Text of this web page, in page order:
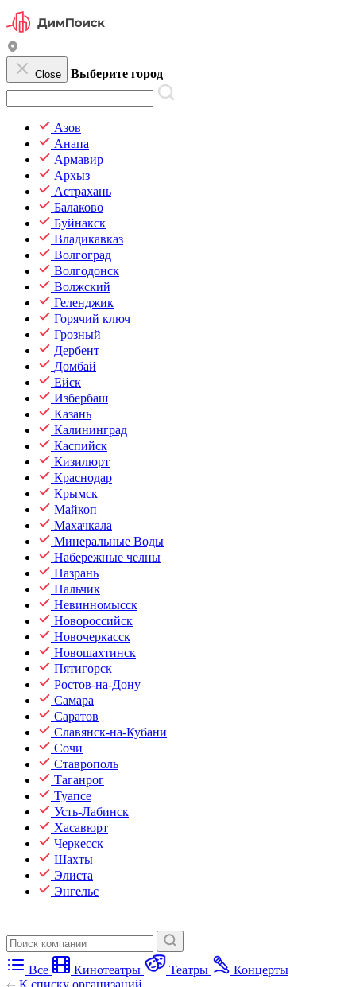
Close Выберите город
Азов
Анапа
Армавир
Архыз
Астрахань
Балаково
Буйнакск
Владикавказ
Волгоград
Волгодонск
Волжский
Геленджик
Горячий ключ
Грозный
Дербент
Домбай
Ейск
Избербаш
Казань
Калининград
Каспийск
Кизилюрт
Краснодар
Крымск
Майкоп
Махачкала
Минеральные Воды
Набережные челны
Назрань
Нальчик
Невинномысск
Новороссийск
Новочеркасск
Новошахтинск
Пятигорск
Ростов-на-Дону
Самара
Саратов
Славянск-на-Кубани
Сочи
Ставрополь
Таганрог
Туапсе
Усть-Лабинск
Хасавюрт
Черкесск
Шахты
Элиста
Энгельс
Все Кинотеатры Театры
Концерты
К списку организаций